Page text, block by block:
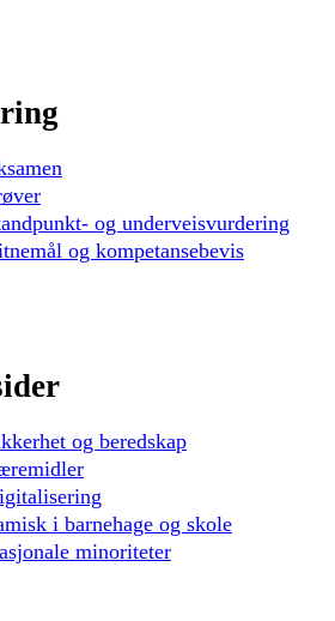
og underveisvurdering
og kompetansebevis
og beredskap
i barnehage og skole
minoriteter